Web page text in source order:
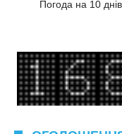
Погода на 10 днів